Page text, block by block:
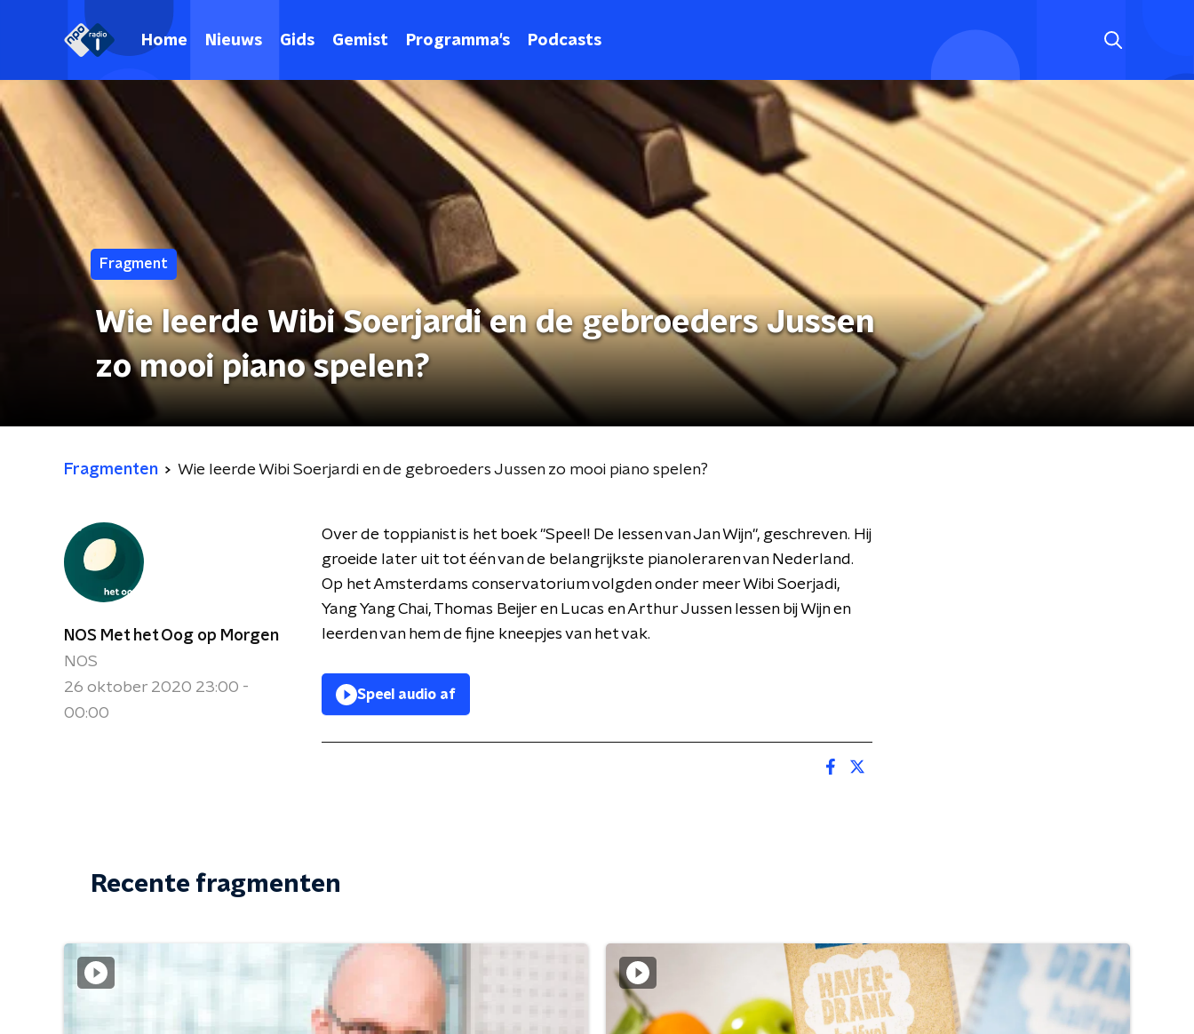
Home Nieuws Gids Gemist Programma's Podcasts
Fragment
Wie leerde Wibi Soerjardi en de gebroeders Jussen
zo mooi piano spelen?
Fragmenten Wie leerde Wibi Soerjardi en de gebroeders Jussen zo mooi piano spelen?
NOS Met het Oog op Morgen
NOS
26 oktober 2020 23:00 -
00:00
Over de toppianist is het boek "Speel! De lessen van Jan Wijn", geschreven. Hij
groeide later uit tot één van de belangrijkste pianoleraren van Nederland.
Op het Amsterdams conservatorium volgden onder meer Wibi Soerjadi,
Yang Yang Chai, Thomas Beijer en Lucas en Arthur Jussen lessen bij Wijn en
leerden van hem de fijne kneepjes van het vak.
Speel audio af
Recente fragmenten